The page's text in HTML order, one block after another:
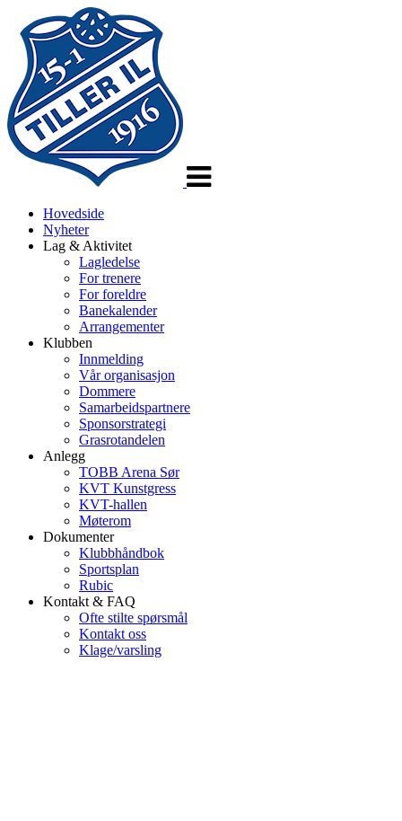
Hovedside
Nyheter
Lag & Aktivitet
Lagledelse
For trenere
For foreldre
Banekalender
Arrangementer
Klubben
Innmelding
Vår organisasjon
Dommere
Samarbeidspartnere
Sponsorstrategi
Grasrotandelen
Anlegg
TOBB Arena Sør
KVT Kunstgress
KVT-hallen
Møterom
Dokumenter
Klubbhåndbok
Sportsplan
Rubic
Kontakt & FAQ
Ofte stilte spørsmål
Kontakt oss
Klage/varsling